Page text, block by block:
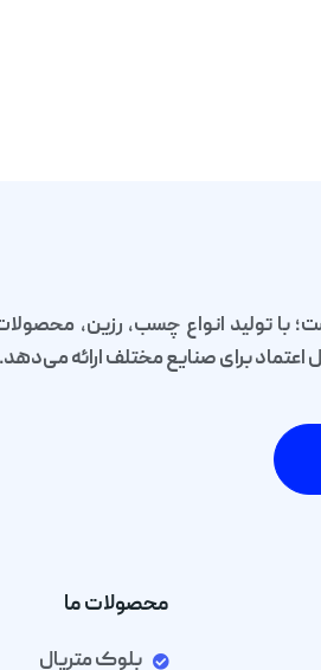
با تولید انواع چسب، رزین،
برای صنایع مختلف ارائه می‌دهد.
محصولات ما
بلوک متریال